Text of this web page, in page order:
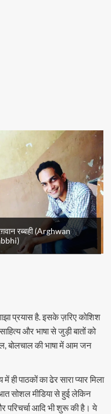
रब्बही (Arghwan
प्रयास है. इसके ज़रिए कोशिश
और भाषा से जुड़ी बातों को
बोलचाल की भाषा में आम जन
पाठकों का ढेर सारा प्यार मिला
सोशल मीडिया से हुई लेकिन
परिचर्चा आदि भी शुरू की है। ये